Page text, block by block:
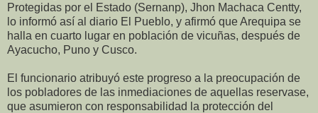
Protegidas por el Estado (Sernanp), Jhon Machaca Centty,
lo informó así al diario El Pueblo, y afirmó que Arequipa se
halla en cuarto lugar en población de vicuñas, después de
Ayacucho, Puno y Cusco.
El funcionario atribuyó este progreso a la preocupación de
los pobladores de las inmediaciones de aquellas reservase,
que asumieron con responsabilidad la protección del